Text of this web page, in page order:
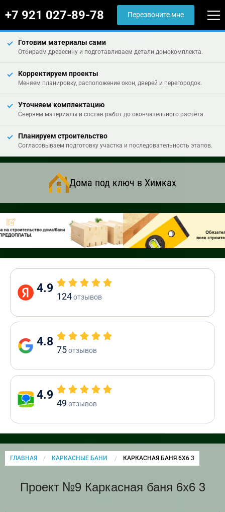
+7 921 027-89-78 Перезвоните мне
Готовим материалы сами
Отбираем древесину и подготавливаем детали домокомплекта.
Корректируем проекты
Меняем планировку, расположение окон, дверей и перегородок.
Уточняем комплектацию
Сверяем материалы и состав работ до окончательного расчёта.
Планируем строительство
Согласовываем подготовку участка и последовательность этапов.
Дома под ключ в Химках
4.9
124отзывов
4.8
75отзывов
4.9
49 отзывов
ГЛАВНАЯ КАРКАСНЫЕ БАНИ CURRENT:
КАРКАСНАЯ БАНЯ 6Х6 3
Проект №9 Каркасная баня 6х6 3